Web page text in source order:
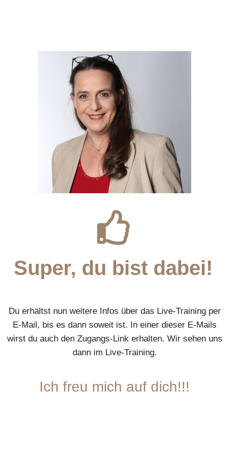
Super, du bist dabei!
Du erhältst nun weitere Infos über das Live-Training per
E-Mail, bis es dann soweit ist. In einer dieser E-Mails
wirst du auch den Zugangs-Link erhalten. Wir sehen uns
dann im Live-Training.
Ich freu mich auf dich!!!